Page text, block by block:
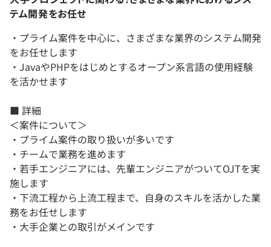
テム開発をお任せ
・プライム案件を中心に、さまざまな業界のシステム開発
をお任せします
・JavaやPHPをはじめとするオープン系言語の使用経験
を活かせます
■ 詳細
＜案件について＞
・プライム案件の取り扱いが多いです
・チームで業務を進めます
・若手エンジニアには、先輩エンジニアがついてOJTを実
施します
・下流工程から上流工程まで、自身のスキルを活かした業
務をお任せします
・大手企業との取引がメインです